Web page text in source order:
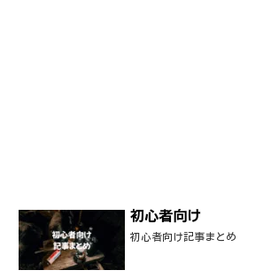
初心者向け
初心者向け記事まとめ